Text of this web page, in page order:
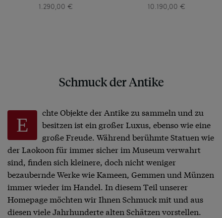
1.290,00 €
10.190,00 €
Schmuck der Antike
E
chte Objekte der Antike zu sammeln und zu
besitzen ist ein großer Luxus, ebenso wie eine
große Freude. Während berühmte Statuen wie
der Laokoon für immer sicher im Museum verwahrt
sind, finden sich kleinere, doch nicht weniger
bezaubernde Werke wie Kameen, Gemmen und Münzen
immer wieder im Handel. In diesem Teil unserer
Homepage möchten wir Ihnen Schmuck mit und aus
diesen viele Jahrhunderte alten Schätzen vorstellen.